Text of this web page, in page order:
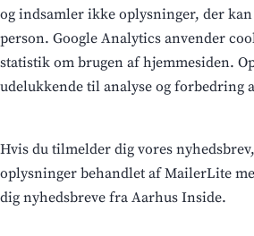
og indsamler ikke oplysninger, der
person. Google Analytics anvender
statistik om brugen af hjemmesiden.
udelukkende til analyse og forbedring
Hvis du tilmelder dig vores
oplysninger behandlet af MailerLite
dig nyhedsbreve fra Aarhus Inside.